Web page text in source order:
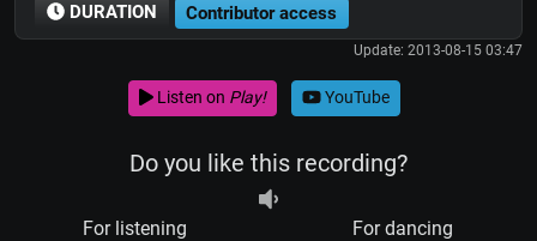
DURATION Contributor access
Update: 2013-08-15 03:47
Listen on Play! YouTube
Do you like this recording?
For listening For dancing